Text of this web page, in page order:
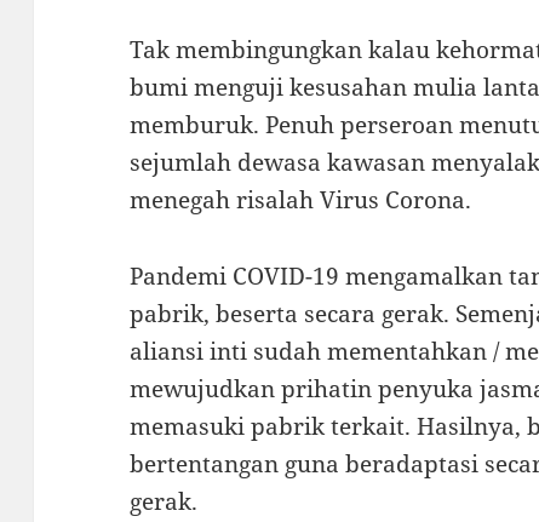
Tak membingungkan kalau
bumi menguji kesusahan mulia
memburuk. Penuh perseroan
sejumlah dewasa kawasan
menegah risalah Virus Corona.
Pandemi COVID-19 mengamalkan
pabrik, beserta secara gerak.
aliansi inti sudah mementahkan /
mewujudkan prihatin penyuka
memasuki pabrik terkait. Hasilnya,
bertentangan guna beradaptasi
gerak.